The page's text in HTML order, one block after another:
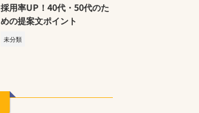
採用率UP！40代・50代のた
めの提案文ポイント
未分類